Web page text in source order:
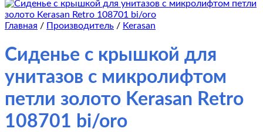
Главная / Производитель / Kerasan
Сиденье с крышкой для
унитазов с микролифтом
петли золото Kerasan Retro
108701 bi/oro